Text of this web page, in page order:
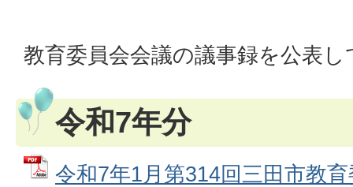
教育委員会会議の議事録を公表
令和7年分
令和7年1月第314回三田市教